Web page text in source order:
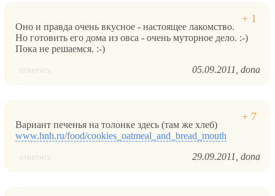
Оно и правда очень вкусное - настоящее лакомство.
Но готовить его дома из овса - очень муторное дело. :-)
Пока не решаемся. :-)
ответить 05.09.2011 dona
Вариант печенья на толонке здесь (там же хлеб)
www.hnh.ru/food/cookies_oatmeal_and_bread_mouth
ответить 29.09.2011 dona